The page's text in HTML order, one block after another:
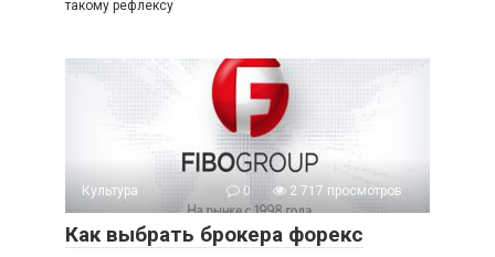
такому рефлексу
Культура 0 2 717 просмотров
Как выбрать брокера форекс